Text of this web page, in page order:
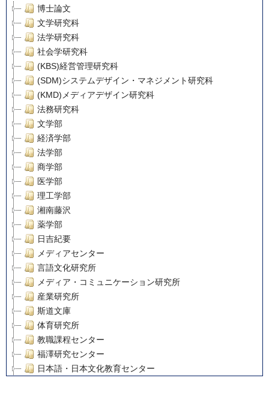
博士論文
文学研究科
法学研究科
社会学研究科
(KBS)経営管理研究科
(SDM)システムデザイン・マネジメント研究科
(KMD)メディアデザイン研究科
法務研究科
文学部
経済学部
法学部
商学部
医学部
理工学部
湘南藤沢
薬学部
日吉紀要
メディアセンター
言語文化研究所
メディア・コミュニケーション研究所
産業研究所
斯道文庫
体育研究所
教職課程センター
福澤研究センター
日本語・日本文化教育センター